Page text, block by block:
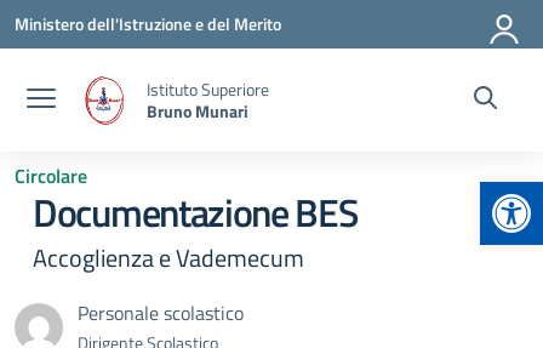
Vai ai contenuti
Vai al menu di navigazione
Vai al footer
Ministero dell'Istruzione e del Merito
Istituto Superiore
Bruno Munari
Circolare
Documentazione BES
Accoglienza e Vademecum
Personale scolastico
Dirigente Scolastico